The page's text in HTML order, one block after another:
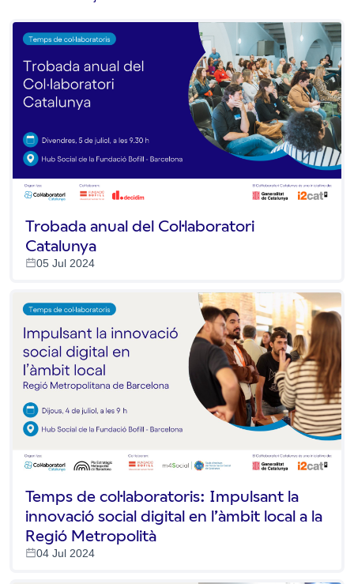
Trobada anual del Col·laboratori
Catalunya
05 Jul 2024
Temps de col·laboratoris: Impulsant la
innovació social digital en l’àmbit local a la
Regió Metropolità
04 Jul 2024